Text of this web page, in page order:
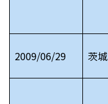
2009/06/29 茨城